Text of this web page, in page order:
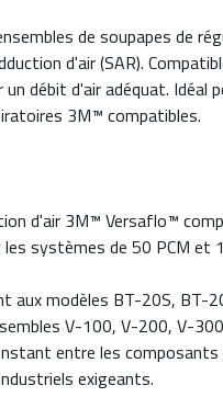
de soupapes de
d'air (SAR).
débit d'air adéquat.
3M™ compatibles.
d'air 3M™ Versaflo™
systèmes de 50 PCM et
aux modèles BT-20S, BT-
V-100, V-200, V-
entre les
exigeants.